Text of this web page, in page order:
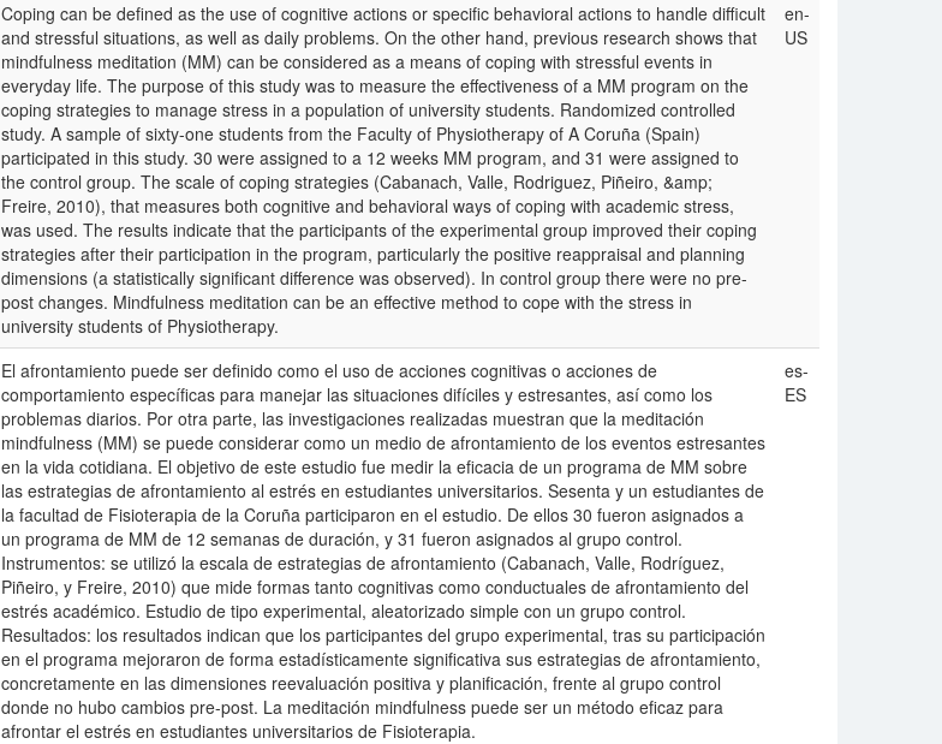
Coping can be defined as the use of cognitive actions or specific behavioral actions to handle difficult
and stressful situations, as well as daily problems. On the other hand, previous research shows that
mindfulness meditation (MM) can be considered as a means of coping with stressful events in
everyday life. The purpose of this study was to measure the effectiveness of a MM program on the
coping strategies to manage stress in a population of university students. Randomized controlled
study. A sample of sixty-one students from the Faculty of Physiotherapy of A Coruña (Spain)
participated in this study. 30 were assigned to a 12 weeks MM program, and 31 were assigned to
the control group. The scale of coping strategies (Cabanach, Valle, Rodriguez, Piñeiro, &amp;
Freire, 2010), that measures both cognitive and behavioral ways of coping with academic stress,
was used. The results indicate that the participants of the experimental group improved their coping
strategies after their participation in the program, particularly the positive reappraisal and planning
dimensions (a statistically significant difference was observed). In control group there were no pre-
post changes. Mindfulness meditation can be an effective method to cope with the stress in
university students of Physiotherapy.
en-
US
El afrontamiento puede ser definido como el uso de acciones cognitivas o acciones de
comportamiento específicas para manejar las situaciones difíciles y estresantes, así como los
problemas diarios. Por otra parte, las investigaciones realizadas muestran que la meditación
mindfulness (MM) se puede considerar como un medio de afrontamiento de los eventos estresantes
en la vida cotidiana. El objetivo de este estudio fue medir la eficacia de un programa de MM sobre
las estrategias de afrontamiento al estrés en estudiantes universitarios. Sesenta y un estudiantes de
la facultad de Fisioterapia de la Coruña participaron en el estudio. De ellos 30 fueron asignados a
un programa de MM de 12 semanas de duración, y 31 fueron asignados al grupo control.
Instrumentos: se utilizó la escala de estrategias de afrontamiento (Cabanach, Valle, Rodríguez,
Piñeiro, y Freire, 2010) que mide formas tanto cognitivas como conductuales de afrontamiento del
estrés académico. Estudio de tipo experimental, aleatorizado simple con un grupo control.
Resultados: los resultados indican que los participantes del grupo experimental, tras su participación
en el programa mejoraron de forma estadísticamente significativa sus estrategias de afrontamiento,
concretamente en las dimensiones reevaluación positiva y planificación, frente al grupo control
donde no hubo cambios pre-post. La meditación mindfulness puede ser un método eficaz para
afrontar el estrés en estudiantes universitarios de Fisioterapia.
es-
ES